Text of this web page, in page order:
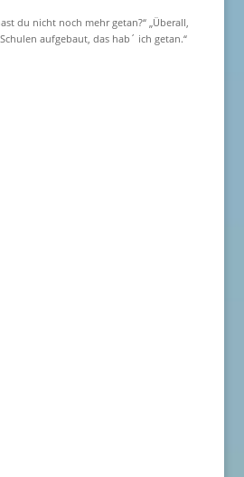
du nicht noch mehr getan?“ „Überall,
aufgebaut, das hab´ ich getan.“